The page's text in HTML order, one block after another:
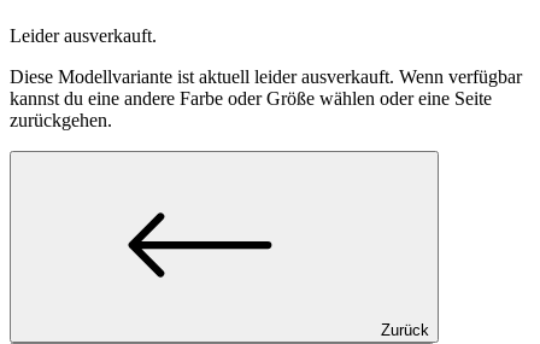
Leider ausverkauft.
Diese Modellvariante ist aktuell leider ausverkauft. Wenn verfügbar
kannst du eine andere Farbe oder Größe wählen oder eine Seite
zurückgehen.
Zurück